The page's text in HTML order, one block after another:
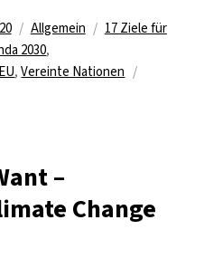
Kategorien
Allgemein Schlagwörter
17 Ziele für
2030,
,Vereinte Nationen
–
Change